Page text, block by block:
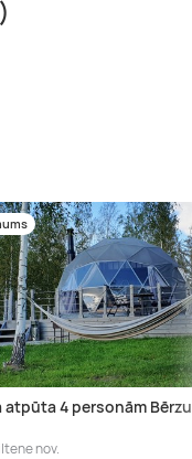
atpūta 4 personām Bērzu
nov.